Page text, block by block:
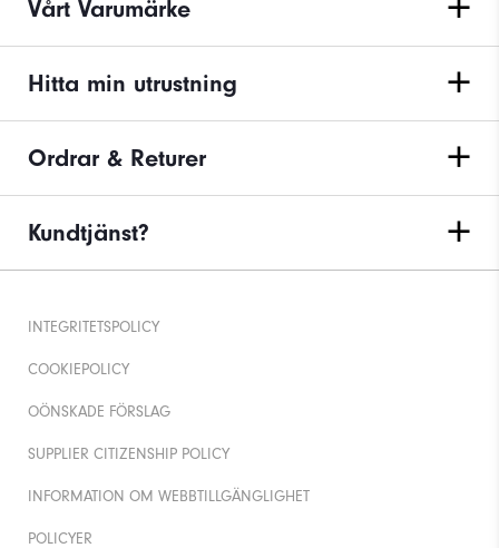
Vårt Varumärke
Hitta min utrustning
Ordrar & Returer
Kundtjänst?
INTEGRITETSPOLICY
COOKIEPOLICY
OÖNSKADE FÖRSLAG
SUPPLIER CITIZENSHIP POLICY
INFORMATION OM WEBBTILLGÄNGLIGHET
POLICYER